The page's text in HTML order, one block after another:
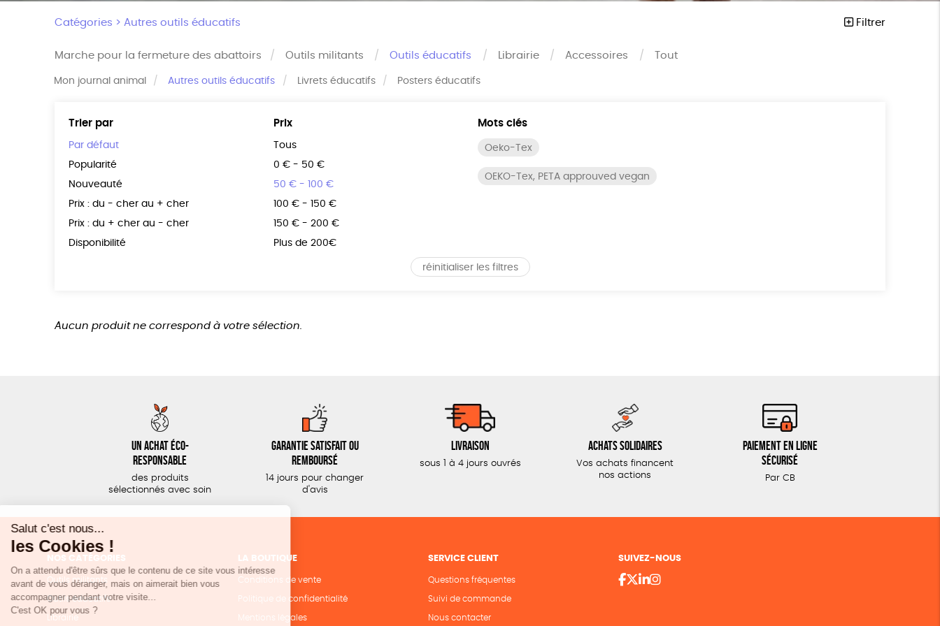
Catégories >Autres outils éducatifs Filtrer
Marche pour la fermeture des abattoirs Outils militants Outils éducatifs
Mon journal animal Autres outils éducatifs Livrets éducatifs Posters éducatifs
Librairie Accessoires Tout
Trier par
Par défaut
Popularité
Nouveauté
Prix : du - cher au + cher
Prix : du + cher au - cher
Disponibilité
Prix
Tous
0 € - 50 €
50 € - 100 €
100 € - 150 €
150 € - 200 €
Plus de 200€
Mots clés
Oeko-Tex
OEKO-Tex, PETA approuved vegan
réinitialiser les filtres
Aucun produit ne correspond à votre sélection.
Un achat éco-
responsable
des produits
sélectionnés avec soin
Garantie satisfait ou
remboursé
14 jours pour changer
d'avis
Livraison
sous 1 à 4 jours ouvrés
Achats solidaires
Vos achats financent
nos actions
Paiement en ligne
sécurisé
Par CB
NOS CATÉGORIES
Outils militants
Outils éducatifs
Librairie
LA BOUTIQUE
Conditions de vente
Politique de confidentialité
Mentions légales
SERVICE CLIENT
Questions fréquentes
Suivi de commande
Nous contacter
SUIVEZ-NOUS